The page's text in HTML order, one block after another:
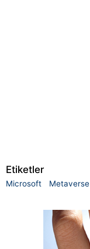
Etiketler
Microsoft Metaverse